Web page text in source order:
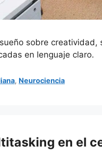
sobre
en lenguaje claro.
, Neurociencia
en el